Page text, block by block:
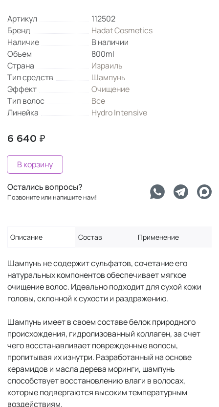
Артикул
112502
Бренд
Hadat Cosmetics
Наличие
В наличии
Объем
800ml
Страна
Израиль
Тип средств
Шампунь
Эффект
Очищение
Тип волос
Все
Линейка
Hydro Intensive
6 640 ₽
В корзину
Остались вопросы?
Позвоните или напишите нам!
Описание Состав Применение
Шампунь не содержит сульфатов, сочетание его
натуральных компонентов обеспечивает мягкое
очищение волос. Идеально подходит для сухой кожи
головы, склонной к сухости и раздражению.
Шампунь имеет в своем составе белок природного
происхождения, гидролизованный коллаген, за счет
чего восстанавливает поврежденные волосы,
пропитывая их изнутри. Разработанный на основе
керамидов и масла дерева моринги, шампунь
способствует восстановлению влаги в волосах,
которые подвергаются высоким температурным
воздействиям.